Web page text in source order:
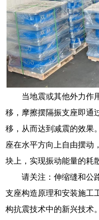
当地震或其他外力作
移，摩擦摆隔振支座即通
移，从而达到减震的效果
座在水平方向上自由摆动
块上，实现振动能量的耗
请关注：伸缩缝和公
支座构造原理和安装施工
构抗震技术中的新兴技术。